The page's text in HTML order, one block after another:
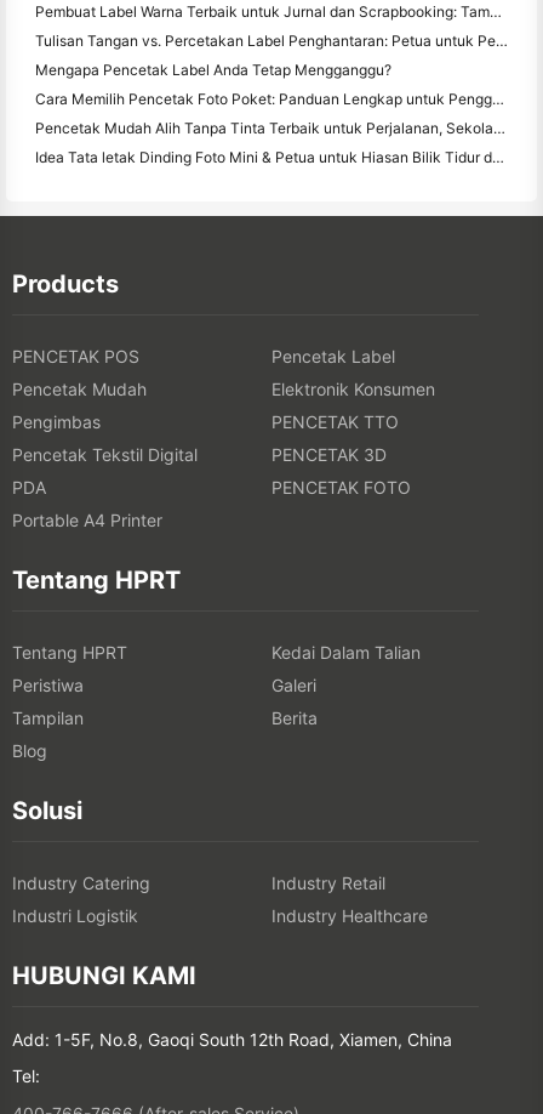
Pembuat Label Warna Terbaik untuk Jurnal dan Scrapbooking: Tambah Lebih Banyak Warna ke Setiap Halaman
Tulisan Tangan vs. Percetakan Label Penghantaran: Petua untuk Perniagaan Kecil pada 2026
Mengapa Pencetak Label Anda Tetap Mengganggu?
Cara Memilih Pencetak Foto Poket: Panduan Lengkap untuk Pengguna Jurnal, Perjalanan, dan iPhone
Pencetak Mudah Alih Tanpa Tinta Terbaik untuk Perjalanan, Sekolah, dan Kerja Mudah Alih: Hanin MT620 Pro Review
Idea Tata letak Dinding Foto Mini & Petua untuk Hiasan Bilik Tidur dan Asrama
Products
PENCETAK POS
Pencetak Label
Pencetak Mudah
Elektronik Konsumen
Pengimbas
PENCETAK TTO
Pencetak Tekstil Digital
PENCETAK 3D
PDA
PENCETAK FOTO
Portable A4 Printer
Tentang HPRT
Tentang HPRT
Kedai Dalam Talian
Peristiwa
Galeri
Tampilan
Berita
Blog
Solusi
Industry Catering
Industry Retail
Industri Logistik
Industry Healthcare
HUBUNGI KAMI
Add: 1-5F, No.8, Gaoqi South 12th Road, Xiamen, China
Tel: